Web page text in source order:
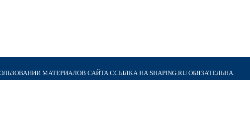
МАТЕРИАЛОВ САЙТА ССЫЛКА НА SHAPING.RU ОБЯЗАТЕЛЬНА.